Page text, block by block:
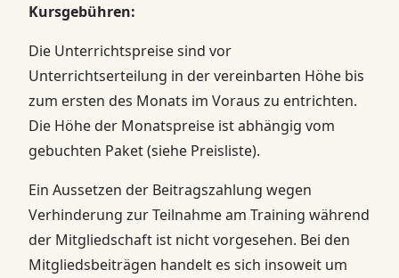
Kursgebühren:
Die Unterrichtspreise sind vor
Unterrichtserteilung in der vereinbarten Höhe bis
zum ersten des Monats im Voraus zu entrichten.
Die Höhe der Monatspreise ist abhängig vom
gebuchten Paket (siehe Preisliste).
Ein Aussetzen der Beitragszahlung wegen
Verhinderung zur Teilnahme am Training während
der Mitgliedschaft ist nicht vorgesehen. Bei den
Mitgliedsbeiträgen handelt es sich insoweit um